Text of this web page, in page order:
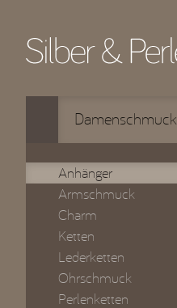
Damenschmuck
Anhänger
Armschmuck
Charm
Ketten
Lederketten
Ohrschmuck
Perlenketten